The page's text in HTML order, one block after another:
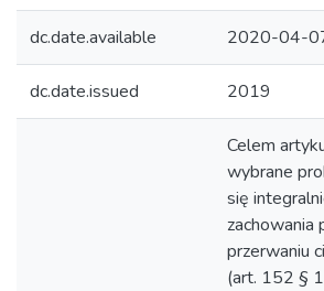
dc.date.available 2020-04-
dc.date.issued 2019
Celem
wybrane
się
zachowania
przerwaniu
(art. 152 §